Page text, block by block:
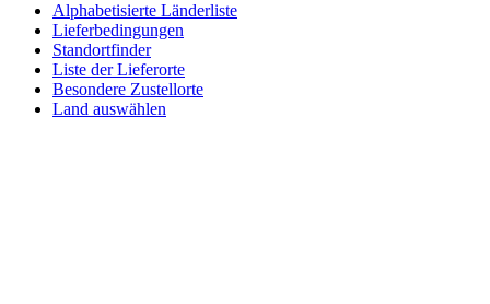
Alphabetisierte Länderliste
Lieferbedingungen
Standortfinder
Liste der Lieferorte
Besondere Zustellorte
Land auswählen